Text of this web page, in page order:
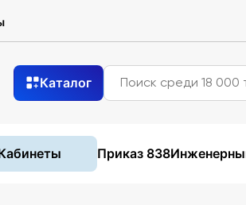
Каталог
Приказ 838